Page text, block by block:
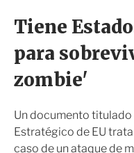
Tiene
para
zombie'
Un documento titulado
Estratégico de EU
caso de un ataque de